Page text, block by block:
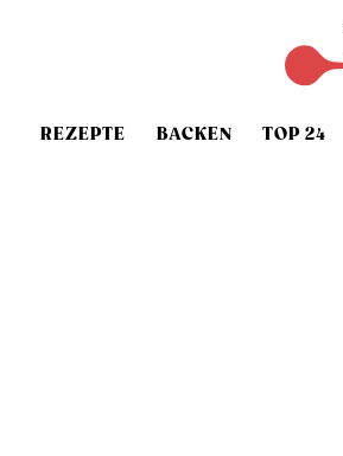
REZEPTE BACKEN TOP 24